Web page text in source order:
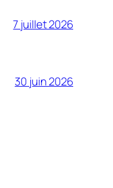
7 juillet 2026
30 juin 2026